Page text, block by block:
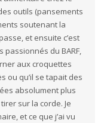
outils (pansements
soutenant la
et ensuite c’est
du BARF,
aux croquettes
ou qu’il se tapait des
absolument plus
sur la corde. Je
et ce que j’ai vu